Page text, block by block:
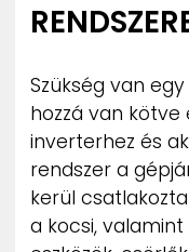
Szükség van
hozzá van
inverterhez és
rendszer a
kerül
a kocsi,